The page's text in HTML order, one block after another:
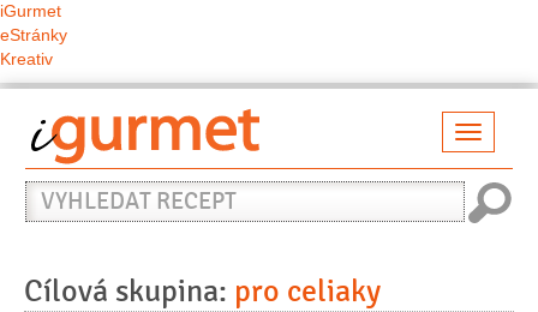
iGurmet
eStránky
Kreativ
Vyhledat
recept
Cílová skupina: pro celiaky